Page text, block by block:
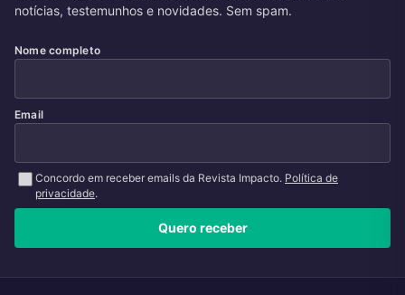
notícias, testemunhos e novidades. Sem spam.
Nome completo
Email
Concordo em receber emails da Revista Impacto. Política de
privacidade.
Quero receber